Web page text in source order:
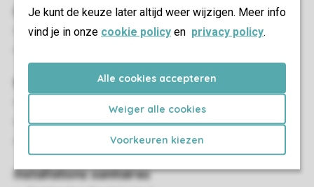
Je kunt de keuze later altijd weer wijzigen. Meer info
vind je in onze cookie policy en privacy policy.
Alle cookies accepteren
Weiger alle cookies
Voorkeuren kiezen
Chambre(s) à coucher
Nombre de chambres: 2
Salon/salle à manger
Salle à manger
Installations sanitaires